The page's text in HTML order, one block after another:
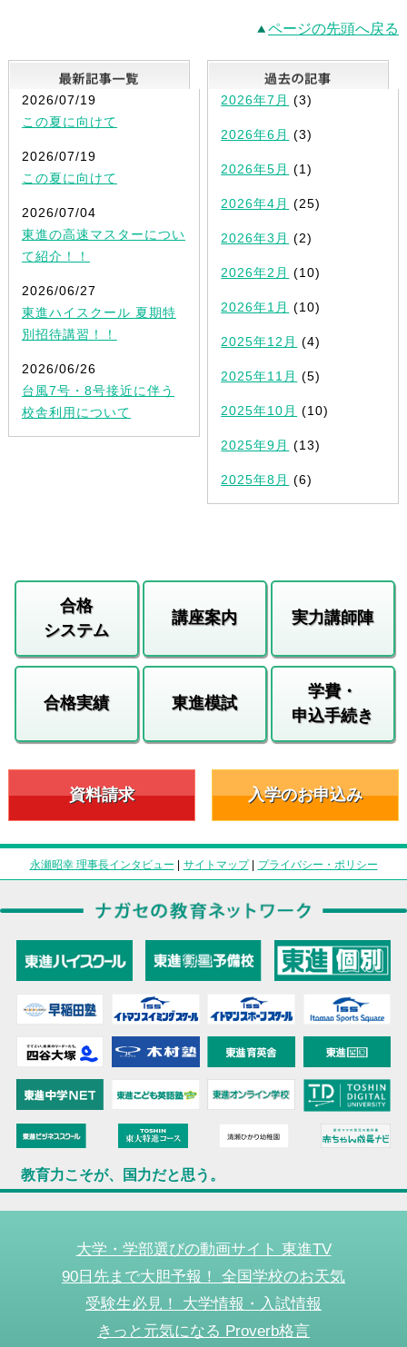
ページの先頭へ戻る
最新記事一覧
2026/07/19
この夏に向けて
2026/07/19
この夏に向けて
2026/07/04
東進の高速マスターについ
て紹介！！
2026/06/27
東進ハイスクール 夏期特
別招待講習！！
2026/06/26
台風7号・8号接近に伴う
校舎利用について
2026年7月 (3)
2026年6月 (3)
2026年5月 (1)
2026年4月 (25)
2026年3月 (2)
2026年2月 (10)
2026年1月 (10)
2025年12月 (4)
2025年11月 (5)
2025年10月 (10)
2025年9月 (13)
2025年8月 (6)
合格
システム
講座案内 実力講師陣
合格実績 東進模試
学費・
申込手続き
資料請求 入学のお申込み
永瀬昭幸 理事長インタビュー | サイトマップ| プライバシー・ポリシー
教育力こそが、国力だと思う。
大学・学部選びの動画サイト 東進TV
90日先まで大胆予報！ 全国学校のお天気
受験生必見！ 大学情報・入試情報
きっと元気になる Proverb格言